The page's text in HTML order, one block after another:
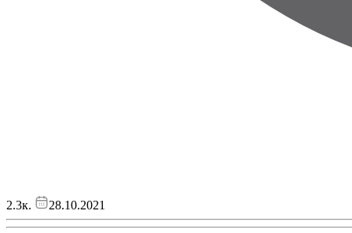
2.3к. 28.10.2021